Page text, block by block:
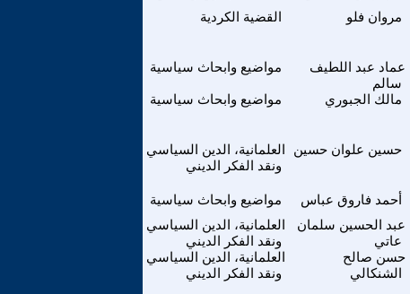
القضية الكردية
مروان فلو
مواضيع وابحاث سياسية
عماد عبد اللطيف
سالم
مواضيع وابحاث سياسية مالك الجبوري
العلمانية، الدين السياسي
ونقد الفكر الديني
حسين علوان حسين
مواضيع وابحاث سياسية أحمد فاروق عباس
العلمانية، الدين السياسي
ونقد الفكر الديني
عبد الحسين سلمان
عاتي
العلمانية، الدين السياسي
ونقد الفكر الديني
حسن صالح
الشنكالي